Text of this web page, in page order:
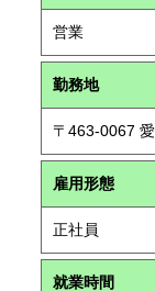
営業
勤務地
〒463-0067
雇用形態
正社員
就業時間